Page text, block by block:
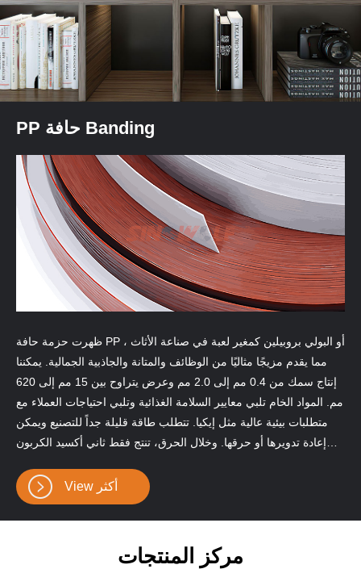
PP حافة Banding
ظهرت حزمة حافة PP أو البولي بروبيلين كمغير لعبة في صناعة الأثاث ،
مما يقدم مزيجًا مثاليًا من الوظائف والمتانة والجاذبية الجمالية. يمكننا
إنتاج سمك من 0.4 مم إلى 2.0 مم وعرض يتراوح بين 15 مم إلى 620
مم. المواد الخام تلبي معايير السلامة الغذائية وتلبي احتياجات العملاء مع
متطلبات بيئية عالية مثل إيكيا. تتطلب طاقة قليلة جداً للتصنيع ويمكن
إعادة تدويرها أو حرقها. وخلال الحرق، تنتج فقط ثاني أكسيد الكربون
تقلصها. في الوقت الحاضر ، Sinowolf هي واحدة من الشركات التي
View أكثر
مركز المنتجات